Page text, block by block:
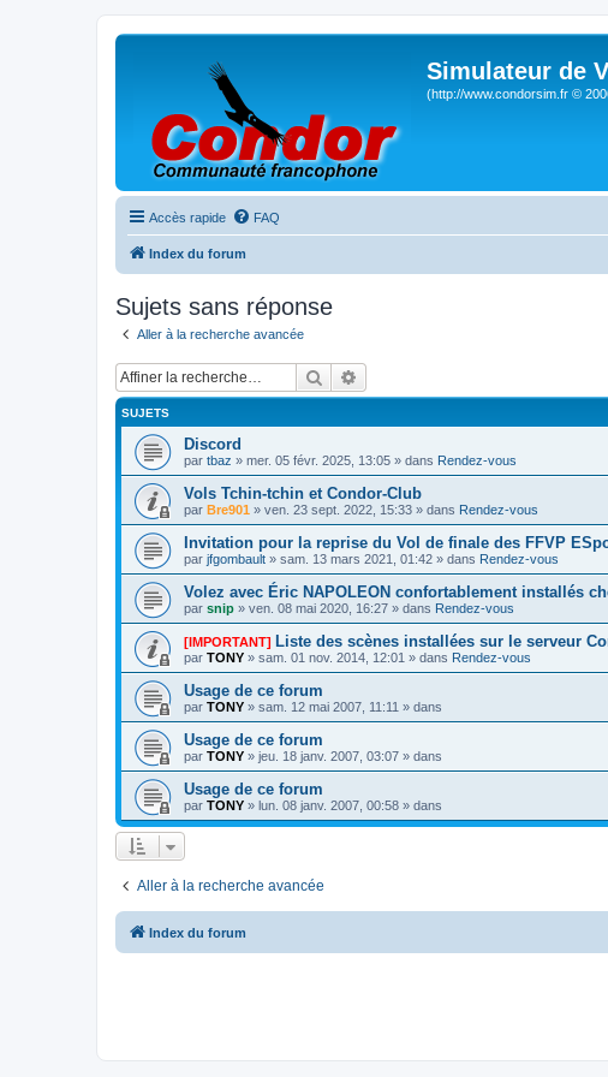
Simulateur de
(http://www.condorsim.fr ©
Accès rapide FAQ
Index du forum
Sujets sans réponse
Aller à la recherche avancée
Rechercher
SUJETS
Discord
par tbaz » mer. 05 févr. 2025, 13:05 » dans Rendez-vous
Vols Tchin-tchin et Condor-Club
par Bre901 » ven. 23 sept. 2022, 15:33 » dans Rendez-vous
Invitation pour la reprise du Vol de finale des FFVP
par jfgombault » sam. 13 mars 2021, 01:42 » dans Rendez-vous
Volez avec Éric NAPOLEON confortablement installés
par snip » ven. 08 mai 2020, 16:27 » dans Rendez-vous
[IMPORTANT] Liste des scènes installées sur le serveur
par TONY » sam. 01 nov. 2014, 12:01 » dans Rendez-vous
Usage de ce forum
par TONY » sam. 12 mai 2007, 11:11 » dans
Usage de ce forum
par TONY » jeu. 18 janv. 2007, 03:07 » dans
Usage de ce forum
par TONY » lun. 08 janv. 2007, 00:58 » dans
Aller à la recherche avancée
Index du forum